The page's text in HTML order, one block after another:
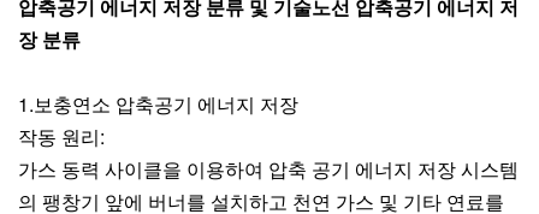
압축공기 에너지 저장 분류 및 기술노선 압축공기 에너지 저
장 분류
1.보충연소 압축공기 에너지 저장
작동 원리:
가스 동력 사이클을 이용하여 압축 공기 에너지 저장 시스템
의 팽창기 앞에 버너를 설치하고 천연 가스 및 기타 연료를